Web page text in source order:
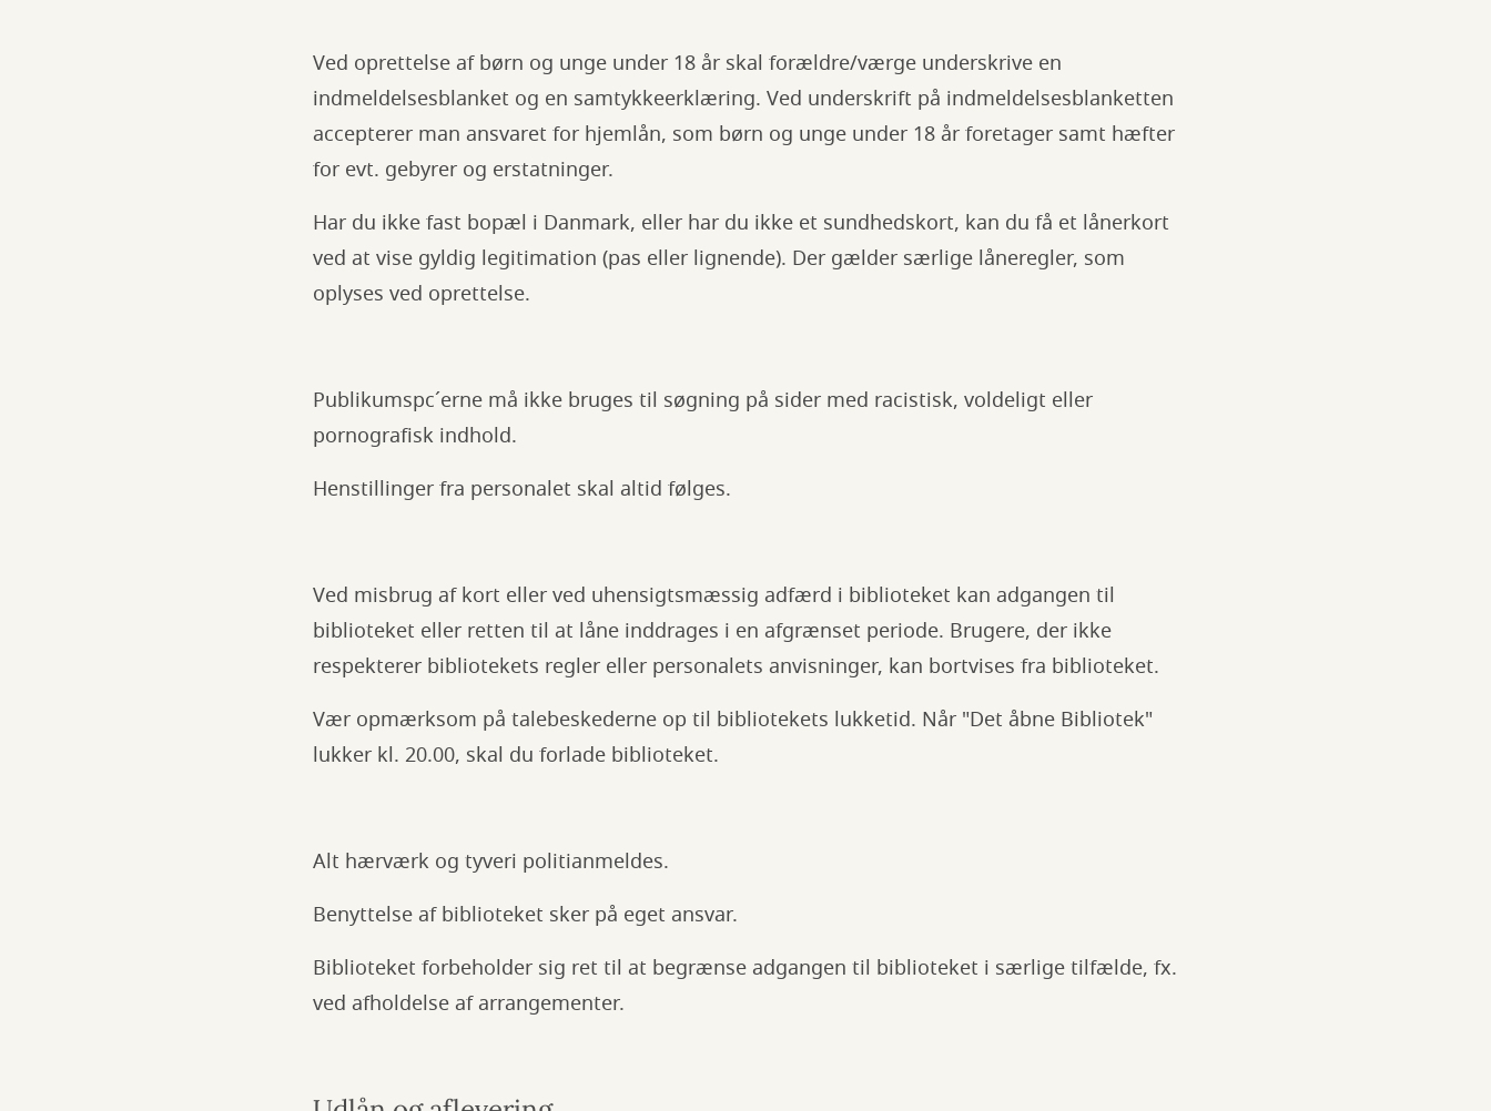
Ved oprettelse af børn og unge under 18 år skal forældre/værge underskrive en
indmeldelsesblanket og en samtykkeerklæring. Ved underskrift på indmeldelsesblanketten
accepterer man ansvaret for hjemlån, som børn og unge under 18 år foretager samt hæfter
for evt. gebyrer og erstatninger.
Har du ikke fast bopæl i Danmark, eller har du ikke et sundhedskort, kan du få et lånerkort
ved at vise gyldig legitimation (pas eller lignende). Der gælder særlige låneregler, som
oplyses ved oprettelse.
Publikumspc´erne må ikke bruges til søgning på sider med racistisk, voldeligt eller
pornografisk indhold.
Henstillinger fra personalet skal altid følges.
Ved misbrug af kort eller ved uhensigtsmæssig adfærd i biblioteket kan adgangen til
biblioteket eller retten til at låne inddrages i en afgrænset periode. Brugere, der ikke
respekterer bibliotekets regler eller personalets anvisninger, kan bortvises fra biblioteket.
Vær opmærksom på talebeskederne op til bibliotekets lukketid. Når "Det åbne Bibliotek"
lukker kl. 20.00, skal du forlade biblioteket.
Alt hærværk og tyveri politianmeldes.
Benyttelse af biblioteket sker på eget ansvar.
Biblioteket forbeholder sig ret til at begrænse adgangen til biblioteket i særlige tilfælde, fx.
ved afholdelse af arrangementer.